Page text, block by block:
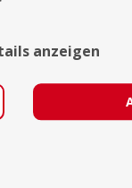
anzeigen